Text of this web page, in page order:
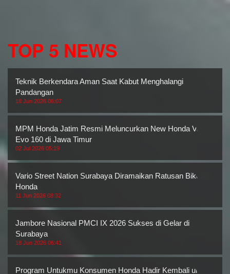
TOP 5 NEWS
Teknik Berkendara Aman Saat Kabut Menghalangi
Pandangan
18 Jun 2026 06:07
MPM Honda Jatim Resmi Meluncurkan New Honda Vario
Evo 160 di Jawa Timur
02 Jul 2026 05:19
Vario Street Nation Surabaya Diramaikan Ratusan Bikers
Honda
11 Jun 2026 08:32
Jambore Nasional PMCI IX 2026 Sukses di Gelar di
Surabaya
18 Jun 2026 06:41
Program Untukmu Konsumen Honda Hadir Kembali untuk